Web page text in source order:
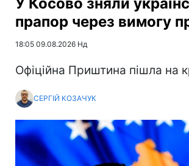
прапор через вимогу
18:05 09.08.2026 Нд
Офіційна Приштина пішла на
СЕРГІЙ КОЗАЧУК